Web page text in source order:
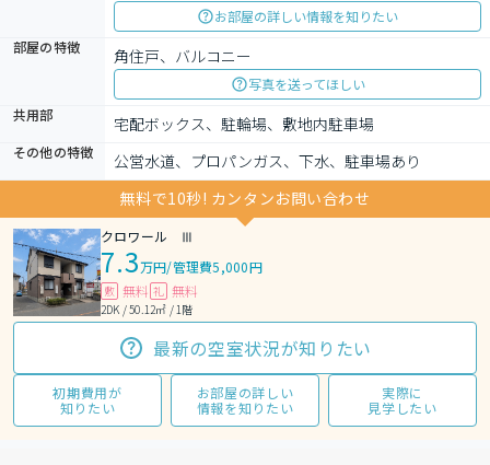
お部屋の詳しい情報を知りたい
部屋の特徴
角住戸、バルコニー
写真を送ってほしい
共用部
宅配ボックス、駐輪場、敷地内駐車場
その他の特徴
公営水道、プロパンガス、下水、駐車場あり
無料で10秒! カンタンお問い合わせ
クロワール Ⅲ
7.3万円/管理費5,000円
敷 無料 礼 無料
2DK / 50.12㎡ / 1階
最新の空室状況が知りたい
初期費用が
知りたい
お部屋の詳しい
情報を知りたい
実際に
見学したい